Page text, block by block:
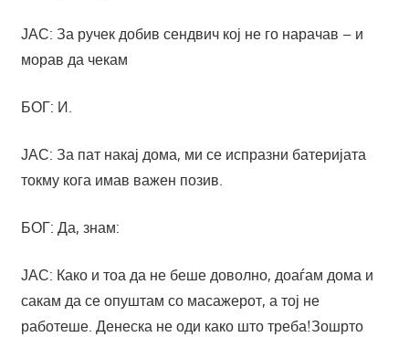
ЈАС: За ручек добив сендвич кој не го нарачав – и
морав да чекам
БОГ: И.
ЈАС: За пат накај дома, ми се испразни батеријата
токму кога имав важен позив.
БОГ: Да, знам:
ЈАС: Како и тоа да не беше доволно, доаѓам дома и
сакам да се опуштам со масажерот, а тој не
работеше. Денеска не оди како што треба!Зошрто